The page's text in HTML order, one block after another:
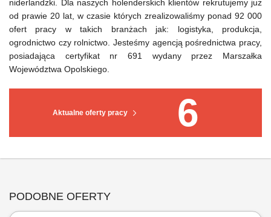
Aktualne oferty pracy 6
niderlandzki. Dla naszych holenderskich klientów rekrutujemy już
od prawie 20 lat, w czasie których zrealizowaliśmy ponad 92 000
ofert pracy w takich branżach jak: logistyka, produkcja,
ogrodnictwo czy rolnictwo. Jesteśmy agencją pośrednictwa pracy,
posiadająca certyfikat nr 691 wydany przez Marszałka
Województwa Opolskiego.
PODOBNE OFERTY